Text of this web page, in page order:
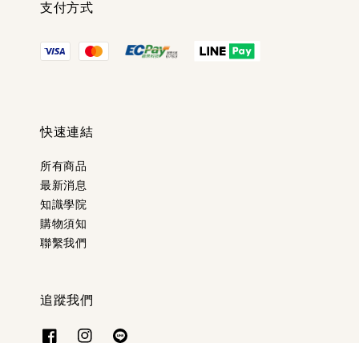
支付方式
快速連結
所有商品
最新消息
知識學院
購物須知
聯繫我們
追蹤我們